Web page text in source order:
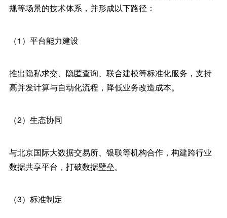
规等场景的技术体系，并形成以下路径：
（1）平台能力建设
推出隐私求交、隐匿查询、联合建模等标准化服务，支持
高并发计算与自动化流程，降低业务改造成本。
（2）生态协同
与北京国际大数据交易所、银联等机构合作，构建跨行业
数据共享平台，打破数据壁垒。
（3）标准制定